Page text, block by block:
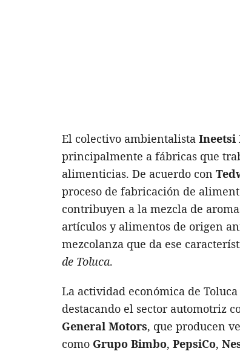
El colectivo ambientalista Ineetsi
principalmente a fábricas que
alimenticias. De acuerdo con
proceso de fabricación de
contribuyen a la mezcla de
artículos y alimentos de origen
mezcolanza que da ese
de Toluca.
La actividad económica de
destacando el sector automotriz
General Motors, que producen
como Grupo Bimbo, PepsiCo,